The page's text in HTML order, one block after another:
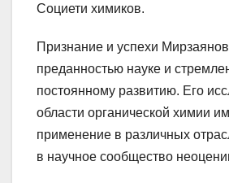
Социети химиков.
Признание и успехи
преданностью науке и
постоянному развитию. Его
области органической химии
применение в различных
в научное сообщество